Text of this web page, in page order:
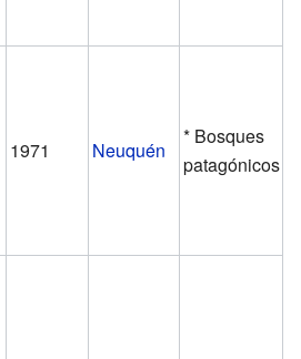
1971 Neuquén
* Bosques
patagónicos